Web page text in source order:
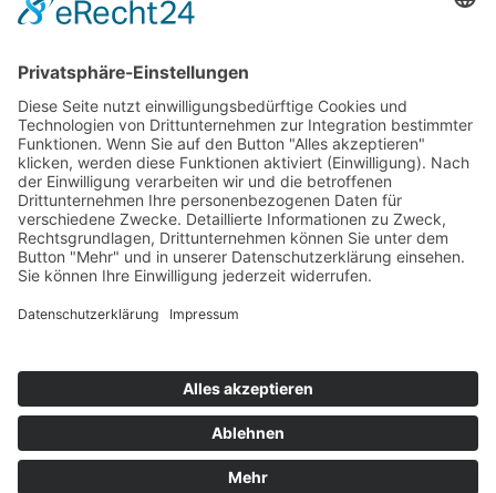
© 2026 Walter Stuber -Impressum Datenschutz
Gemeinhardt Service - Mutmacher.jetzt
Bewertungen auf ProvenExpert.com